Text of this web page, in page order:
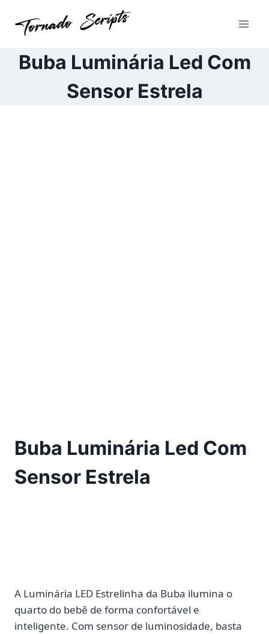
para
Conteúdo
Buba Luminária Led Com
Sensor Estrela
Buba Luminária Led Com
Sensor Estrela
A Luminária LED Estrelinha da Buba ilumina o
quarto do bebê de forma confortável e
inteligente. Com sensor de luminosidade, basta